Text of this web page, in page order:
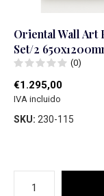
Oriental Wall Art
Set/2
(0)
€1.295,00
IVA incluido
SKU: 230-115